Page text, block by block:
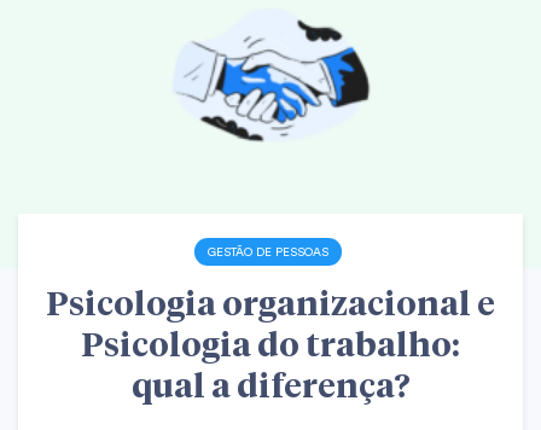
GESTÃO DE PESSOAS
Psicologia organizacional e
Psicologia do trabalho:
qual a diferença?